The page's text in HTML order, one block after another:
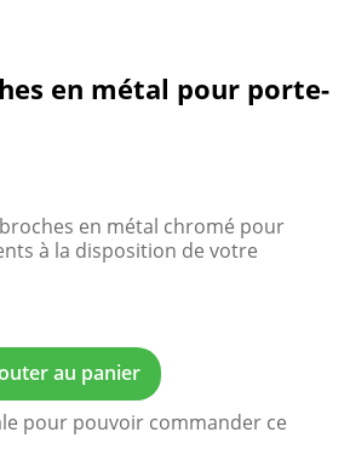
en métal pour porte-
en métal chromé pour
à la disposition de votre
au panier
pour pouvoir commander ce